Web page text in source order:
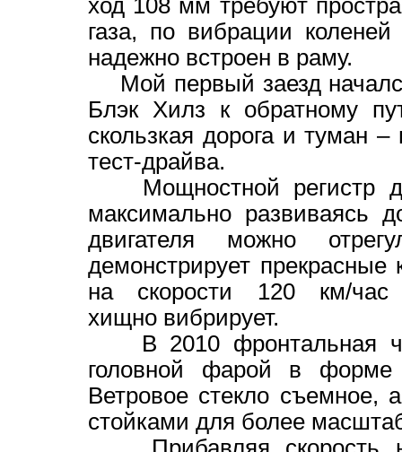
ход 108 мм требуют
газа, по вибрации
надежно встроен в раму.
Мой первый заезд
Блэк Хилз к обратному
скользкая дорога и туман
тест-драйва.
Мощностной регистр
максимально развиваясь
двигателя можно
демонстрирует
на скорости 120 км/час
хищно вибрирует.
В 2010 фронтальная
головной фарой в форме
Ветровое стекло съемное,
стойками для более